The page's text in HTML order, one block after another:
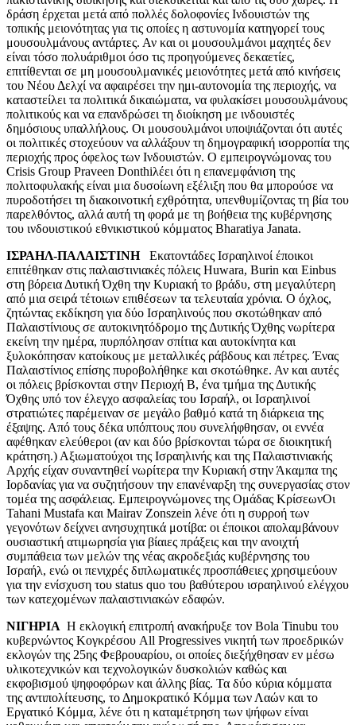
δράση έρχεται μετά από πολλές δολοφονίες Ινδουιστών της
τοπικής μειονότητας για τις οποίες η αστυνομία κατηγορεί τους
μουσουλμάνους αντάρτες. Αν και οι μουσουλμάνοι μαχητές δεν
είναι τόσο πολυάριθμοι όσο τις προηγούμενες δεκαετίες,
επιτίθενται σε μη μουσουλμανικές μειονότητες μετά από κινήσεις
του Νέου Δελχί να αφαιρέσει την ημι-αυτονομία της περιοχής, να
καταστείλει τα πολιτικά δικαιώματα, να φυλακίσει μουσουλμάνους
πολιτικούς και να επανδρώσει τη διοίκηση με ινδουιστές
δημόσιους υπαλλήλους. Οι μουσουλμάνοι υποψιάζονται ότι αυτές
οι πολιτικές στοχεύουν να αλλάξουν τη δημογραφική ισορροπία της
περιοχής προς όφελος των Ινδουιστών. Ο εμπειρογνώμονας του
Crisis Group Praveen Donthiλέει ότι η επανεμφάνιση της
πολιτοφυλακής είναι μια δυσοίωνη εξέλιξη που θα μπορούσε να
πυροδοτήσει τη διακοινοτική εχθρότητα, υπενθυμίζοντας τη βία του
παρελθόντος, αλλά αυτή τη φορά με τη βοήθεια της κυβέρνησης
του ινδουιστικού εθνικιστικού κόμματος Bharatiya Janata.
ΙΣΡΑΗΛ-ΠΑΛΑΙΣΤΙΝΗΕκατοντάδες Ισραηλινοί έποικοι
επιτέθηκαν στις παλαιστινιακές πόλεις Huwara, Burin και Einbus
στη βόρεια Δυτική Όχθη την Κυριακή το βράδυ, στη μεγαλύτερη
από μια σειρά τέτοιων επιθέσεων τα τελευταία χρόνια. Ο όχλος,
ζητώντας εκδίκηση για δύο Ισραηλινούς που σκοτώθηκαν από
Παλαιστίνιους σε αυτοκινητόδρομο της Δυτικής Όχθης νωρίτερα
εκείνη την ημέρα, πυρπόλησαν σπίτια και αυτοκίνητα και
ξυλοκόπησαν κατοίκους με μεταλλικές ράβδους και πέτρες. Ένας
Παλαιστίνιος επίσης πυροβολήθηκε και σκοτώθηκε. Αν και αυτές
οι πόλεις βρίσκονται στην Περιοχή Β, ένα τμήμα της Δυτικής
Όχθης υπό τον έλεγχο ασφαλείας του Ισραήλ, οι Ισραηλινοί
στρατιώτες παρέμειναν σε μεγάλο βαθμό κατά τη διάρκεια της
έξαψης. Από τους δέκα υπόπτους που συνελήφθησαν, οι εννέα
αφέθηκαν ελεύθεροι (αν και δύο βρίσκονται τώρα σε διοικητική
κράτηση.) Αξιωματούχοι της Ισραηλινής και της Παλαιστινιακής
Αρχής είχαν συναντηθεί νωρίτερα την Κυριακή στην Άκαμπα της
Ιορδανίας για να συζητήσουν την επανέναρξη της συνεργασίας στον
τομέα της ασφάλειας. Εμπειρογνώμονες της Ομάδας ΚρίσεωνΟι
Tahani Mustafa και Mairav ​​Zonszein λένε ότι η συρροή των
γεγονότων δείχνει ανησυχητικά μοτίβα: οι έποικοι απολαμβάνουν
ουσιαστική ατιμωρησία για βίαιες πράξεις και την ανοιχτή
συμπάθεια των μελών της νέας ακροδεξιάς κυβέρνησης του
Ισραήλ, ενώ οι πενιχρές διπλωματικές προσπάθειες χρησιμεύουν
για την ενίσχυση του status quo του βαθύτερου ισραηλινού ελέγχου
των κατεχομένων παλαιστινιακών εδαφών.
ΝΙΓΗΡΙΑ Η εκλογική επιτροπή ανακήρυξε τον Bola Tinubu του
κυβερνώντος Κογκρέσου All Progressives νικητή των προεδρικών
εκλογών της 25ης Φεβρουαρίου, οι οποίες διεξήχθησαν εν μέσω
υλικοτεχνικών και τεχνολογικών δυσκολιών καθώς και
εκφοβισμού ψηφοφόρων και άλλης βίας. Τα δύο κύρια κόμματα
της αντιπολίτευσης, το Δημοκρατικό Κόμμα των Λαών και το
Εργατικό Κόμμα, λένε ότι η καταμέτρηση των ψήφων είναι